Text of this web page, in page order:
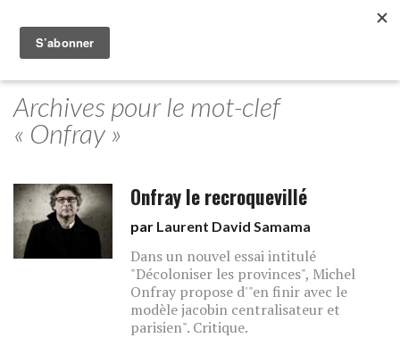
Archives pour le mot-clef
« Onfray »
Onfray le recroquevillé
par Laurent David Samama
Dans un nouvel essai intitulé
"Décoloniser les provinces", Michel
Onfray propose d'"en finir avec le
modèle jacobin centralisateur et
parisien". Critique.